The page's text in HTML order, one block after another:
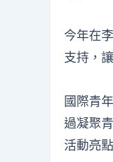
今年在
支持，
國際青
過凝聚
活動亮點